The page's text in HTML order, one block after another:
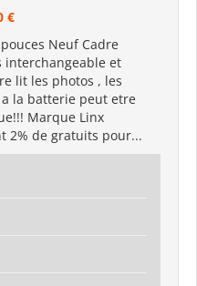
€
Neuf Cadre
interchangeable et
lit les photos , les
la batterie peut etre
Marque Linx
2% de gratuits pour...